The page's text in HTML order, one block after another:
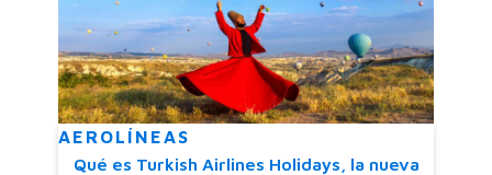
AEROLÍNEAS
Qué es Turkish Airlines Holidays, la nueva